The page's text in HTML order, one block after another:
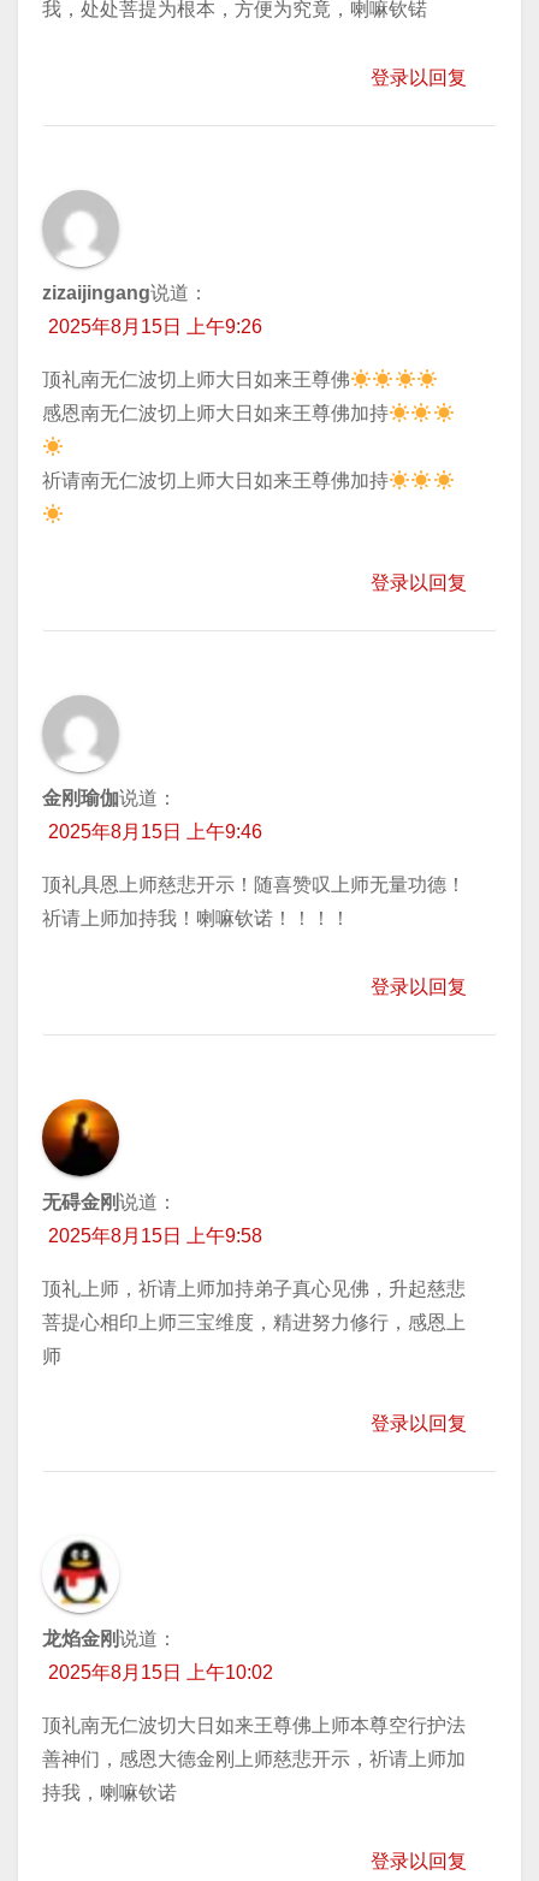
我，处处菩提为根本，方便为究竟，喇嘛钦锘
登录以回复
zizaijingang说道：
2025年8月15日 上午9:26
顶礼南无仁波切上师大日如来王尊佛
​感恩南无仁波切上师大日如来王尊佛加持
​祈请南无仁波切上师大日如来王尊佛加持
登录以回复
金刚瑜伽说道：
2025年8月15日 上午9:46
顶礼具恩上师慈悲开示！随喜赞叹上师无量功德！
祈请上师加持我！喇嘛钦诺！！！！
登录以回复
无碍金刚说道：
2025年8月15日 上午9:58
顶礼上师，祈请上师加持弟子真心见佛，升起慈悲
菩提心相印上师三宝维度，精进努力修行，感恩上
师
登录以回复
龙焰金刚说道：
2025年8月15日 上午10:02
顶礼南无仁波切大日如来王尊佛上师本尊空行护法
善神们，感恩大德金刚上师慈悲开示，祈请上师加
持我，喇嘛钦诺
登录以回复